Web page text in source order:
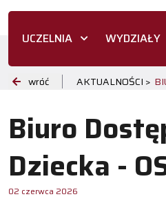
UCZELNIA WYDZIAŁY
wróć AKTUALNOŚCI >
Biuro
Dziecka -
02 czerwca 2026